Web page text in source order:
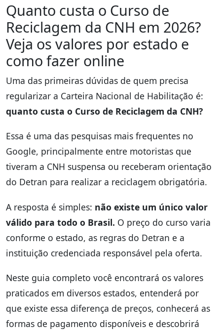
Quanto custa o Curso de
Reciclagem da CNH em 2026?
Veja os valores por estado e
como fazer online
Uma das primeiras dúvidas de quem precisa
regularizar a Carteira Nacional de Habilitação é:
quanto custa o Curso de Reciclagem da CNH?
Essa é uma das pesquisas mais frequentes no
Google, principalmente entre motoristas que
tiveram a CNH suspensa ou receberam orientação
do Detran para realizar a reciclagem obrigatória.
A resposta é simples: não existe um único valor
válido para todo o Brasil. O preço do curso varia
conforme o estado, as regras do Detran e a
instituição credenciada responsável pela oferta.
Neste guia completo você encontrará os valores
praticados em diversos estados, entenderá por
que existe essa diferença de preços, conhecerá as
formas de pagamento disponíveis e descobrirá